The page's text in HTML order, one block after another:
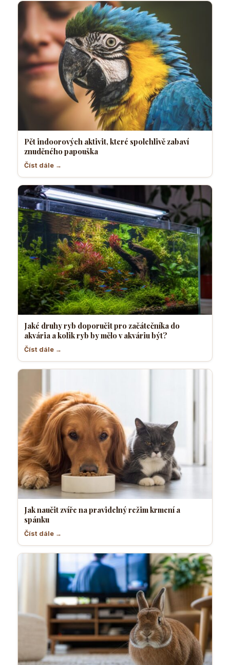
Pět indoorových aktivit, které spolehlivě zabaví
znuděného papouška
Číst dále →
Jaké druhy ryb doporučit pro začátečníka do
akvária a kolik ryb by mělo v akváriu být?
Číst dále →
Jak naučit zvíře na pravidelný režim krmení a
spánku
Číst dále →